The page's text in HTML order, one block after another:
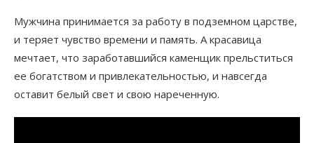
Мужчина принимается за работу в подземном царстве,
и теряет чувство времени и память. А красавица
мечтает, что заработавшийся каменщик прельститься
ее богатством и привлекательностью, и навсегда
оставит белый свет и свою нареченную.